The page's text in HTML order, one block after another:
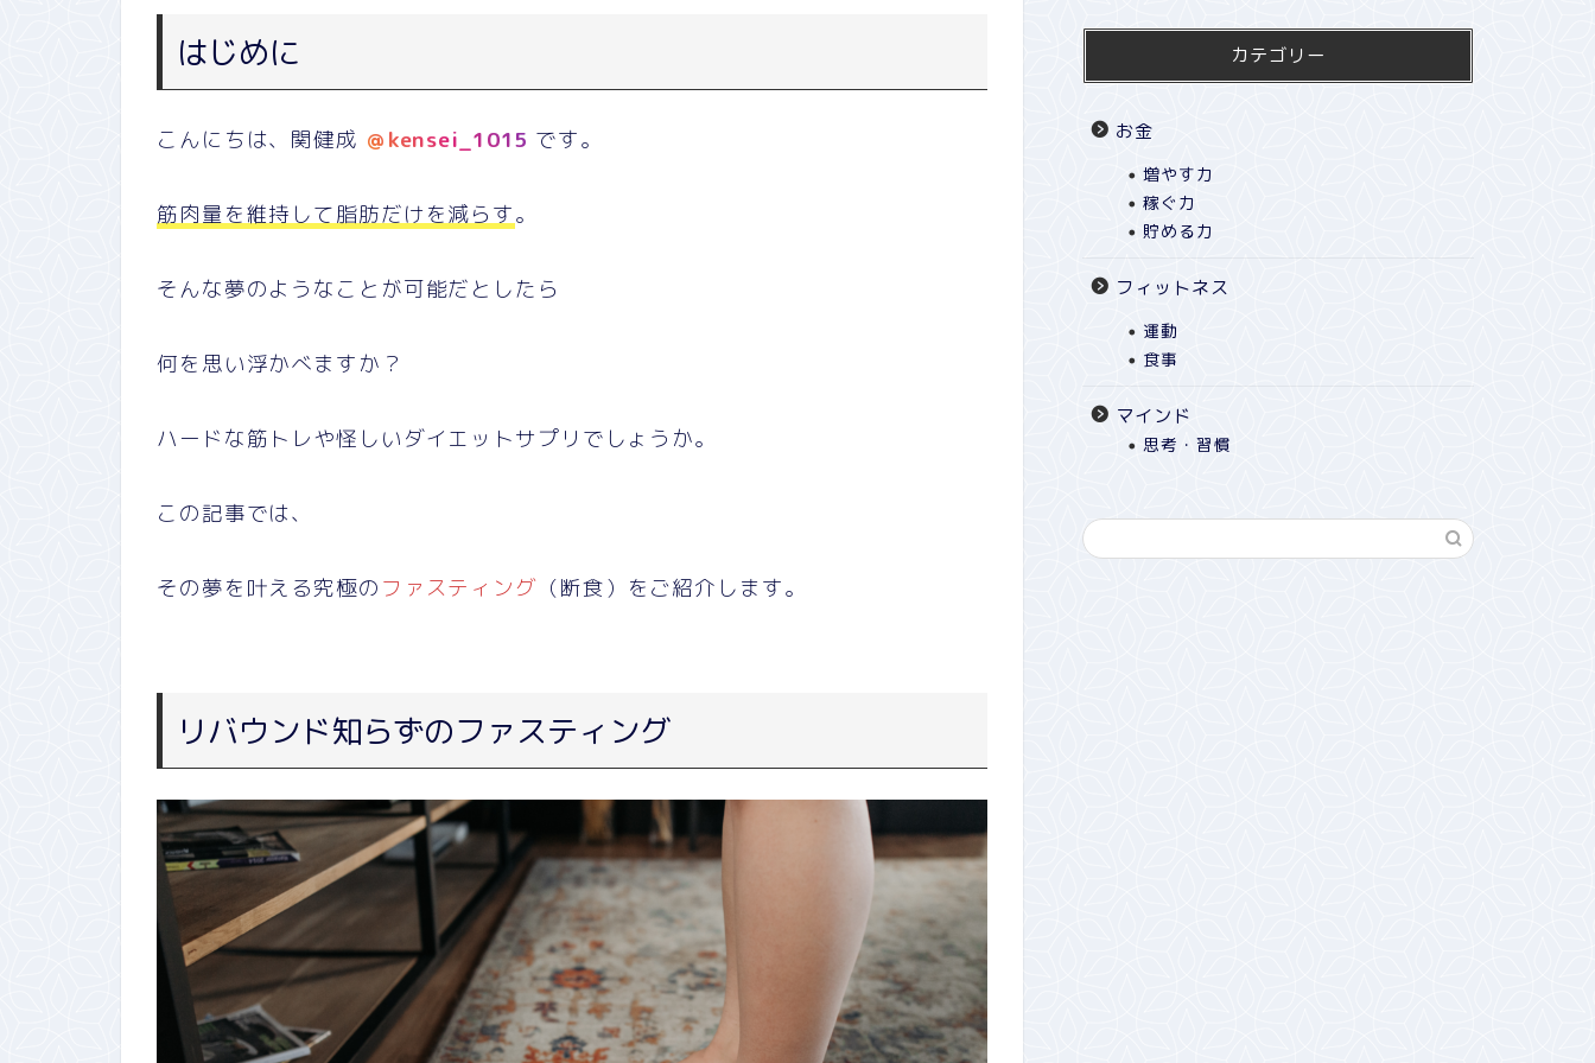
はじめに
こんにちは、関健成 ＠kensei_1015 です。
筋肉量を維持して脂肪だけを減らす。
そんな夢のようなことが可能だとしたら
何を思い浮かべますか？
ハードな筋トレや怪しいダイエットサプリでしょうか。
この記事では、
その夢を叶える究極の ファスティング （断食）をご紹介します。
リバウンド知らずのファスティング
カテゴリー
お金
増やす力
稼ぐ力
貯める力
フィットネス
運動
食事
マインド
思考・習慣